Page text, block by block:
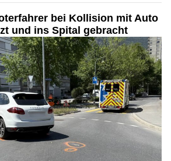
bei Kollision mit Auto
und ins Spital gebracht